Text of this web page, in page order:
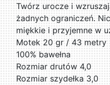
Twórz urocze i
żadnych ograniczeń.
miękkie i przyjemne w
Motek 20 gr / 43 metry
100% bawełna
Rozmiar drutów 4,0
Rozmiar szydełka 3,0